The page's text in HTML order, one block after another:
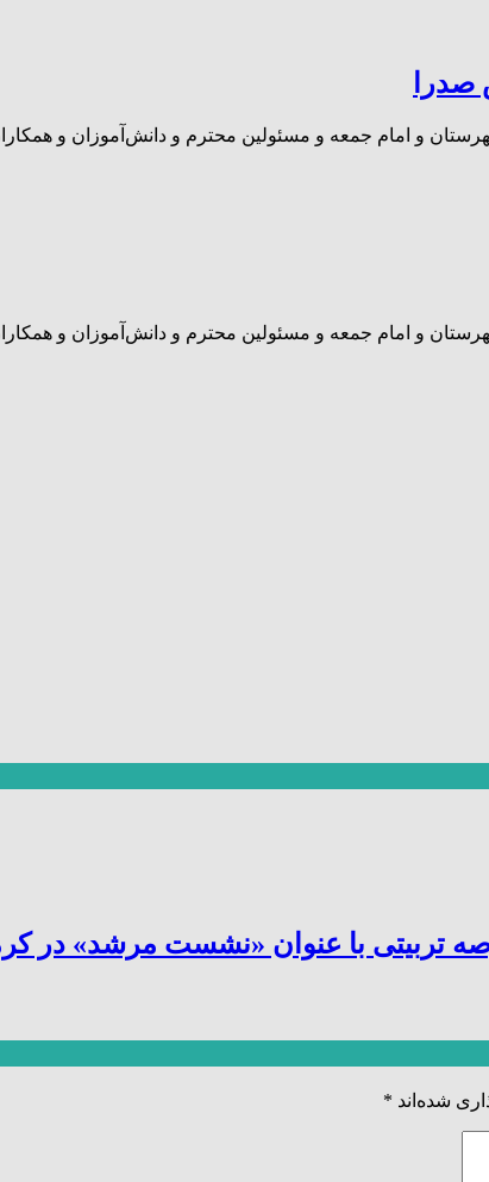
و امام جمعه و مسئولین محترم و دانش‌آموزان و
و امام جمعه و مسئولین محترم و دانش‌آموزان و
با عنوان «نشست مرشد» در
شده‌اند *